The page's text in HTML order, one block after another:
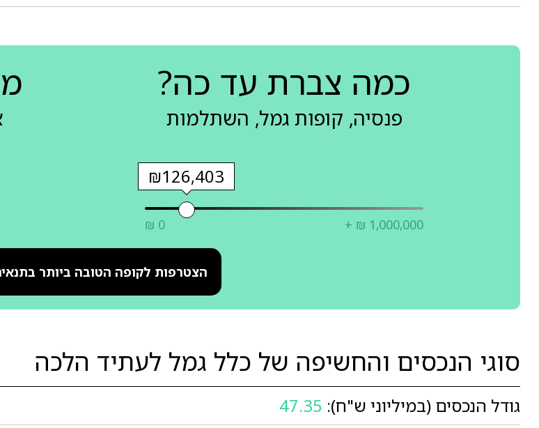
כמה צברת עד כה?
פנסיה, קופות גמל, השתלמות
₪126,403
₪ 0 + ₪ 1,000,000
הצטרפות לקופה הטובה ביותר
סוגי הנכסים והחשיפה של כלל גמל לעתיד הלכה
גודל הנכסים (במיליוני ש"ח): 47.35